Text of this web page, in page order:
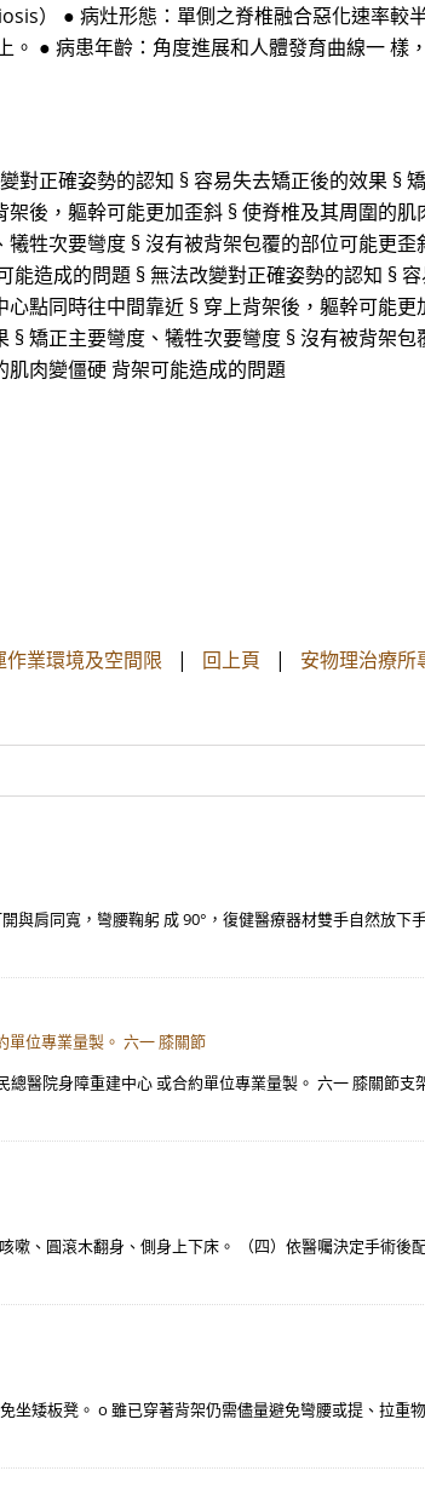
） ● 病灶形態：單側之脊椎融合惡化速率較
● 病患年齡：角度進展和人體發育曲線一 樣
對正確姿勢的認知 § 容易失去矯正後的效果 §
後，軀幹可能更加歪斜 § 使脊椎及其周圍的
牲次要彎度 § 沒有被背架包覆的部位可能更
造成的問題 § 無法改變對正確姿勢的認知 §
點同時往中間靠近 § 穿上背架後，軀幹可能
矯正主要彎度、犧牲次要彎度 § 沒有被背架
肌肉變僵硬 背架可能造成的問題
業環境及空間限 | 回上頁 | 安物理治療所
與肩同寬，彎腰鞠躬 成 90°，復健醫療器材雙手自然放
單位專業量製。 六一 膝關節
醫院身障重建中心 或合約單位專業量製。 六一 膝關節
嗽、圓滾木翻身、側身上下床。 （四）依醫囑決定手術
矮板凳。 o 雖已穿著背架仍需儘量避免彎腰或提、拉重